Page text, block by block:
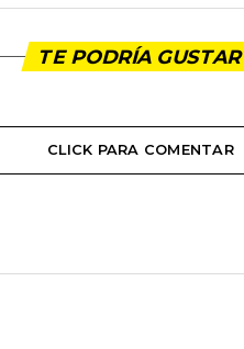
TE PODRÍA GUSTAR
CLICK PARA COMENTAR